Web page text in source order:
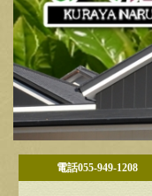
電話055-949-1208